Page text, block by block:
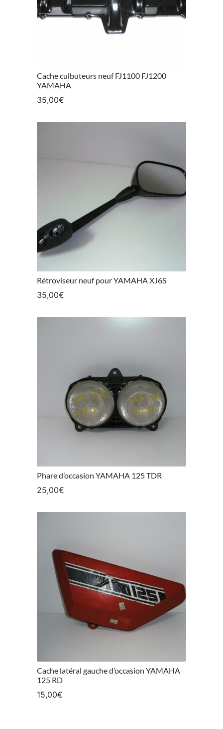
Cache culbuteurs neuf FJ1100 FJ1200
YAMAHA
35,00€
Rétroviseur neuf pour YAMAHA XJ6S
35,00€
Phare d’occasion YAMAHA 125 TDR
25,00€
Cache latéral gauche d’occasion YAMAHA
125 RD
15,00€